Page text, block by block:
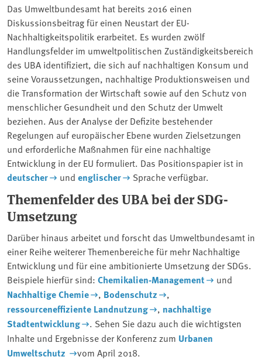
Das Umweltbundesamt hat bereits 2016 einen
Diskussionsbeitrag für einen Neustart der EU-
Nachhaltigkeitspolitik erarbeitet. Es wurden zwölf
Handlungsfelder im umweltpolitischen Zuständigkeitsbereich
des UBA identifiziert, die sich auf nachhaltigen Konsum und
seine Voraussetzungen, nachhaltige Produktionsweisen und
die Transformation der Wirtschaft sowie auf den Schutz von
menschlicher Gesundheit und den Schutz der Umwelt
beziehen. Aus der Analyse der Defizite bestehender
Regelungen auf europäischer Ebene wurden Zielsetzungen
und erforderliche Maßnahmen für eine nachhaltige
Entwicklung in der EU formuliert. Das Positionspapier ist in
deutscher und englischer Sprache verfügbar.
Themenfelder des UBA bei der SDG-
Umsetzung
Darüber hinaus arbeitet und forscht das Umweltbundesamt in
einer Reihe weiterer Themenbereiche für mehr Nachhaltige
Entwicklung und für eine ambitionierte Umsetzung der SDGs.
Beispiele hierfür sind: Chemikalien-Management und
Nachhaltige Chemie , Bodenschutz ,
ressourceneffiziente Landnutzung , nachhaltige
Stadtentwicklung
. Sehen Sie dazu auch die wichtigsten
Inhalte und Ergebnisse der Konferenz zum Urbanen
Umweltschutz
vom April 2018.